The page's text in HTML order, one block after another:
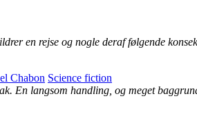
en rejse og nogle deraf følgende
Chabon Science fiction
En langsom handling, og meget